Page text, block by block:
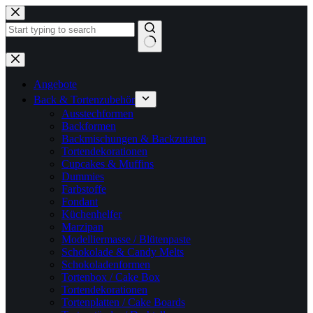
Zum
Inhalt
springen
Keine
Ergebnisse
Angebote
Back & Tortenzubehör
Ausstechformen
Backformen
Backmischungen & Backzutaten
Tortendekorationen
Cupcakes & Muffins
Dummies
Farbstoffe
Fondant
Küchenhelfer
Marzipan
Modelliermasse / Blütenpaste
Schokolade & Candy Melts
Schokoladenformen
Tortenbox / Cake Box
Tortendekorationen
Tortenplatten / Cake Boards